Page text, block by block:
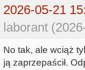
2026-05-21
laborant
No tak, ale wciąż
ją zaprzepaścił.